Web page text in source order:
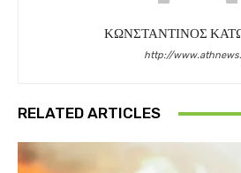
ΚΩΝΣΤΑΝΤΙΝΟΣ
http://
RELATED ARTICLES